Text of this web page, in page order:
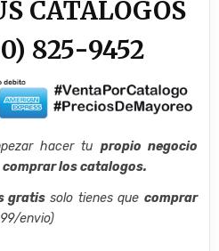
CATALOGOS
825-9452
hacer tu propio negocio
comprar los catalogos.
gratis solo tienes que comprar
envio)